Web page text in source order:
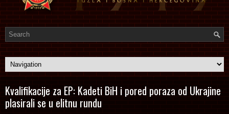
Kvalifikacije za EP: Kadeti BiH i pored poraza od Ukrajine
plasirali se u elitnu rundu